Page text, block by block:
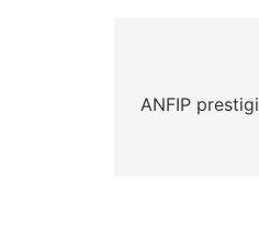
de
ANFIP